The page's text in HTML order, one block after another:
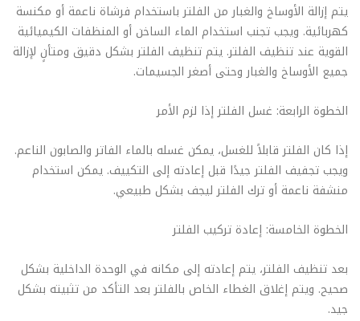
يتم إزالة الأوساخ والغبار من الفلتر باستخدام فرشاة ناعمة أو مكنسة
كهربائية. ويجب تجنب استخدام الماء الساخن أو المنظفات الكيميائية
القوية عند تنظيف الفلتر. يتم تنظيف الفلتر بشكل دقيق ومتأنٍ لإزالة
جميع الأوساخ والغبار وحتى أصغر الجسيمات.
الخطوة الرابعة: غسل الفلتر إذا لزم الأمر
إذا كان الفلتر قابلاً للغسل، يمكن غسله بالماء الفاتر والصابون الناعم.
ويجب تجفيف الفلتر جيدًا قبل إعادته إلى التكييف. يمكن استخدام
منشفة ناعمة أو ترك الفلتر ليجف بشكل طبيعي.
الخطوة الخامسة: إعادة تركيب الفلتر
بعد تنظيف الفلتر، يتم إعادته إلى مكانه في الوحدة الداخلية بشكل
صحيح. ويتم إغلاق الغطاء الخاص بالفلتر بعد التأكد من تثبيته بشكل
جيد.